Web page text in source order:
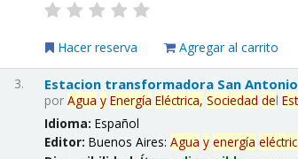
Hacer reserva Agregar al carrito
3. Estacion transformadora San
porAgua y Energía Eléctrica, Sociedad del
Idioma:Español
Editor:Buenos Aires:Agua y energía